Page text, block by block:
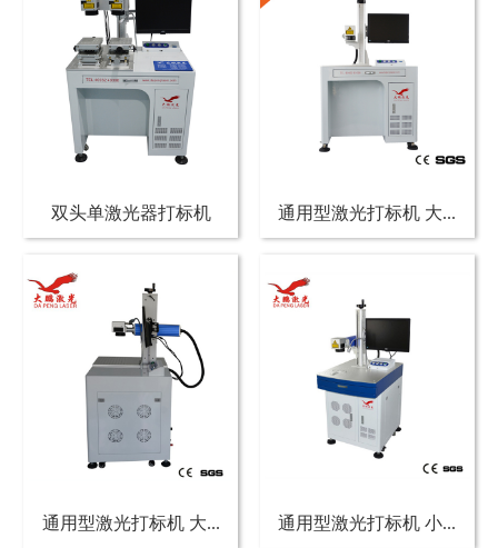
双头单激光器打标机 通用型激光打标机 大...
通用型激光打标机 大... 通用型激光打标机 小...